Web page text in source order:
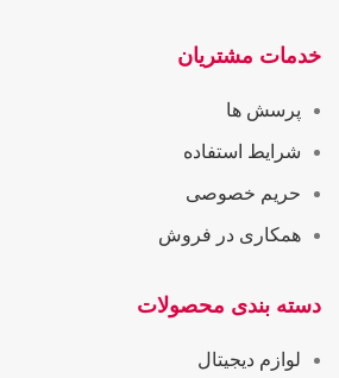
خدمات مشتریان
پرسش ها
شرایط استفاده
حریم خصوصی
همکاری در فروش
دسته بندی محصولات
لوازم دیجیتال